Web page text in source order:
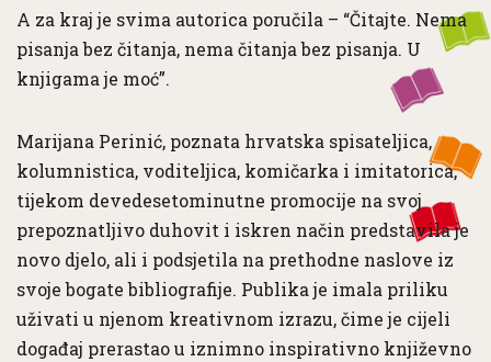
A za kraj je svima autorica poručila – “Čitajte. Nema
pisanja bez čitanja, nema čitanja bez pisanja. U
knjigama je moć”.
Marijana Perinić, poznata hrvatska spisateljica,
kolumnistica, voditeljica, komičarka i imitatorica,
tijekom devedesetominutne promocije na svoj
prepoznatljivo duhovit i iskren način predstavila je
novo djelo, ali i podsjetila na prethodne naslove iz
svoje bogate bibliografije. Publika je imala priliku
uživati u njenom kreativnom izrazu, čime je cijeli
događaj prerastao u iznimno inspirativno književno